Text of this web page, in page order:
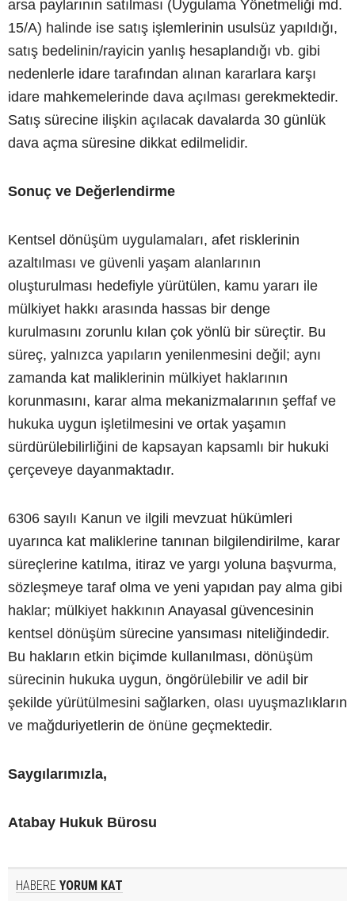
arsa paylarının satılması (Uygulama Yönetmeliği md.
15/A) halinde ise satış işlemlerinin usulsüz yapıldığı,
satış bedelinin/rayicin yanlış hesaplandığı vb. gibi
nedenlerle idare tarafından alınan kararlara karşı
idare mahkemelerinde dava açılması gerekmektedir.
Satış sürecine ilişkin açılacak davalarda 30 günlük
dava açma süresine dikkat edilmelidir.
Sonuç ve Değerlendirme
Kentsel dönüşüm uygulamaları, afet risklerinin
azaltılması ve güvenli yaşam alanlarının
oluşturulması hedefiyle yürütülen, kamu yararı ile
mülkiyet hakkı arasında hassas bir denge
kurulmasını zorunlu kılan çok yönlü bir süreçtir. Bu
süreç, yalnızca yapıların yenilenmesini değil; aynı
zamanda kat maliklerinin mülkiyet haklarının
korunmasını, karar alma mekanizmalarının şeffaf ve
hukuka uygun işletilmesini ve ortak yaşamın
sürdürülebilirliğini de kapsayan kapsamlı bir hukuki
çerçeveye dayanmaktadır.
6306 sayılı Kanun ve ilgili mevzuat hükümleri
uyarınca kat maliklerine tanınan bilgilendirilme, karar
süreçlerine katılma, itiraz ve yargı yoluna başvurma,
sözleşmeye taraf olma ve yeni yapıdan pay alma gibi
haklar; mülkiyet hakkının Anayasal güvencesinin
kentsel dönüşüm sürecine yansıması niteliğindedir.
Bu hakların etkin biçimde kullanılması, dönüşüm
sürecinin hukuka uygun, öngörülebilir ve adil bir
şekilde yürütülmesini sağlarken, olası uyuşmazlıkların
ve mağduriyetlerin de önüne geçmektedir.
Saygılarımızla,
Atabay Hukuk Bürosu
HABERE YORUM KAT